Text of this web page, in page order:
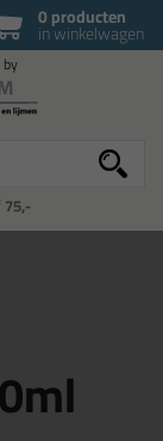
0 producten
in winkelwagen
75,-